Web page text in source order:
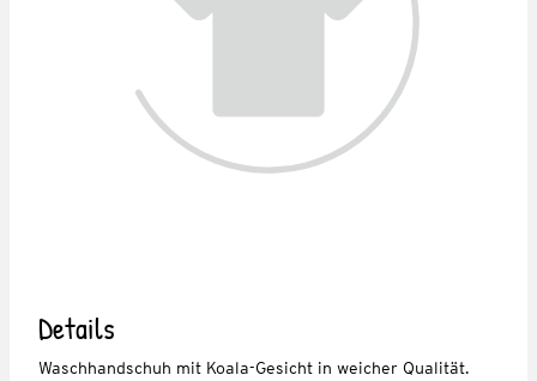
Details
Waschhandschuh mit Koala-Gesicht in weicher Qualität.